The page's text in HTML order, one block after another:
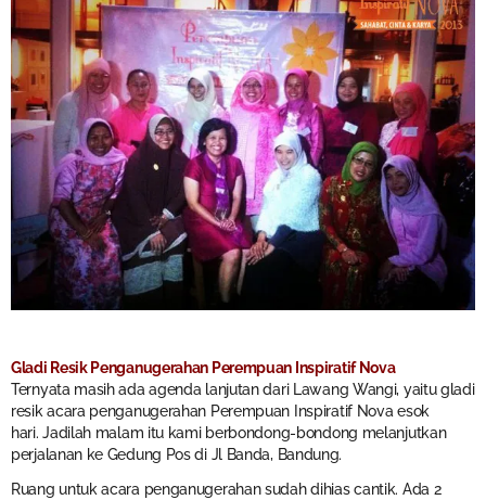
Gladi Resik Penganugerahan Perempuan Inspiratif Nova
Ternyata masih ada agenda lanjutan dari Lawang Wangi, yaitu gladi
resik acara penganugerahan Perempuan Inspiratif Nova esok
hari. Jadilah malam itu kami berbondong-bondong melanjutkan
perjalanan ke Gedung Pos di Jl Banda, Bandung.
Ruang untuk acara penganugerahan sudah dihias cantik. Ada 2